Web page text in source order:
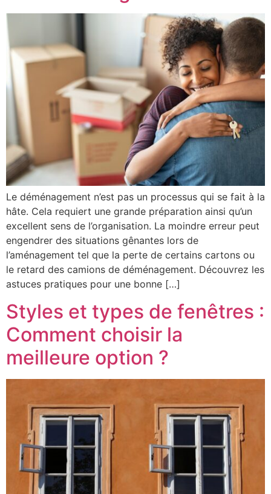
Le déménagement n’est pas un processus qui se fait à la
hâte. Cela requiert une grande préparation ainsi qu’un
excellent sens de l’organisation. La moindre erreur peut
engendrer des situations gênantes lors de
l’aménagement tel que la perte de certains cartons ou
le retard des camions de déménagement. Découvrez les
astuces pratiques pour une bonne […]
Styles et types de fenêtres :
Comment choisir la
meilleure option ?